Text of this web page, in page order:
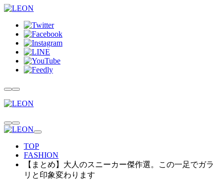
TOP
FASHION
【まとめ】大人のスニーカー傑作選。この一足でガラ
リと印象変わります